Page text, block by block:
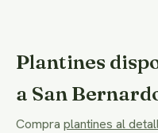
Plantines
a San
Compra plantines al